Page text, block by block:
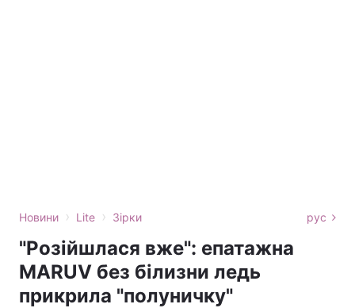
Новини › Lite › Зірки рус
"Розійшлася вже": епатажна
MARUV без білизни ледь
прикрила "полуничку"